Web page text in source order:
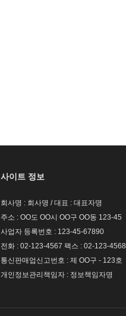
사이트 정보
회사명 : 회사명 / 대표 : 대표자명
주소 : OO도 OO시 OO구 OO동 123-45
사업자 등록번호 : 123-45-67890
전화 : 02-123-4567 팩스 : 02-123-4568
통신판매업신고번호 : 제 OO구 - 123호
개인정보관리책임자 : 정보책임자명